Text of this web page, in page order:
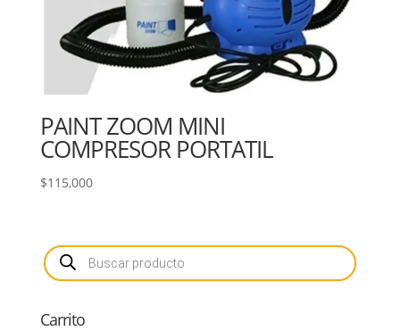
PAINT ZOOM MINI
COMPRESOR PORTATIL
$115,000
Búsqueda
de
productos
Carrito